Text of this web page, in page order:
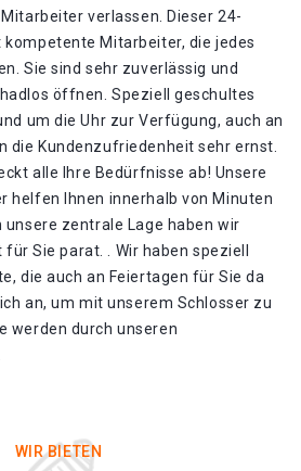
verlassen. Dieser 24-
Mitarbeiter, die jedes
Sie sind sehr zuverlässig und
öffnen. Speziell geschultes
um die Uhr zur Verfügung, auch an
die Kundenzufriedenheit sehr ernst.
alle Ihre Bedürfnisse ab! Unsere
helfen Ihnen innerhalb von Minuten
unsere zentrale Lage haben wir
Sie parat. . Wir haben speziell
die auch an Feiertagen für Sie da
an, um mit unserem Schlosser zu
werden durch unseren
WIR BIETEN